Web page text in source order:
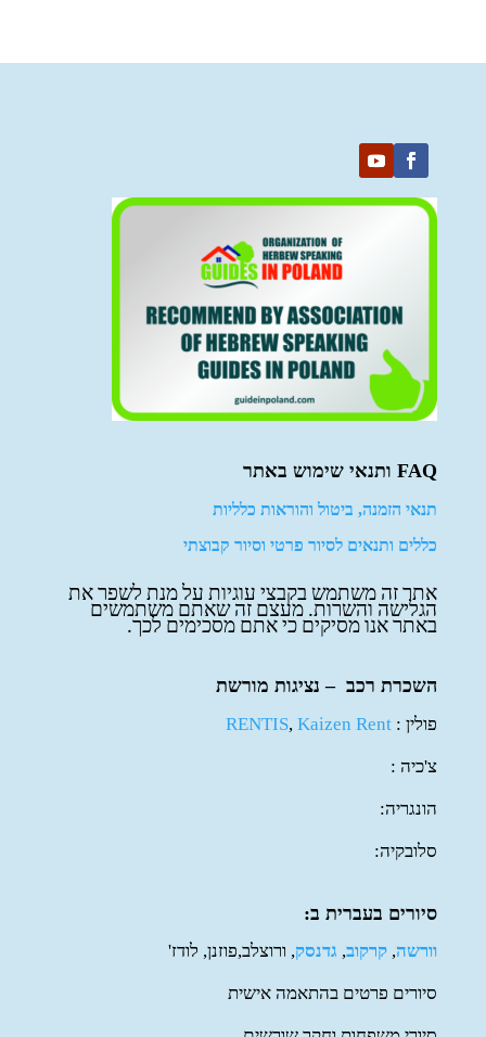
FAQ ותנאי שימוש באתר
תנאי הזמנה, ביטול והוראות כלליות
כללים ותנאים לסיור פרטי וסיור קבוצתי
אתר זה משתמש בקבצי עוגיות על מנת לשפר את
הגלישה והשרות. מעצם זה שאתם משתמשים
באתר אנו מסיקים כי אתם מסכימים לכך.
השכרת רכב – נציגות מורשת
פולין : RENTIS,Kaizen Rent
צ'כיה :
הונגריה:
סלובקיה:
סיורים בעברית ב:
וורשה, קרקוב, גדנסק, ורוצלב,פוזנן, לודז'
סיורים פרטים בהתאמה אישית